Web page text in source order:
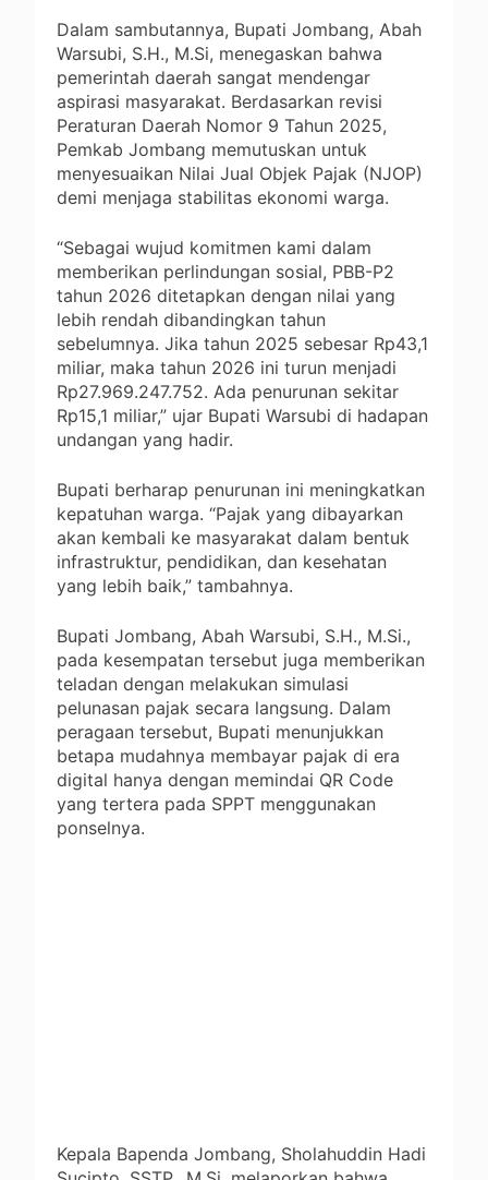
Dalam sambutannya, Bupati Jombang, Abah
Warsubi, S.H., M.Si, menegaskan bahwa
pemerintah daerah sangat mendengar
aspirasi masyarakat. Berdasarkan revisi
Peraturan Daerah Nomor 9 Tahun 2025,
Pemkab Jombang memutuskan untuk
menyesuaikan Nilai Jual Objek Pajak (NJOP)
demi menjaga stabilitas ekonomi warga.
“Sebagai wujud komitmen kami dalam
memberikan perlindungan sosial, PBB-P2
tahun 2026 ditetapkan dengan nilai yang
lebih rendah dibandingkan tahun
sebelumnya. Jika tahun 2025 sebesar Rp43,1
miliar, maka tahun 2026 ini turun menjadi
Rp27.969.247.752. Ada penurunan sekitar
Rp15,1 miliar,” ujar Bupati Warsubi di hadapan
undangan yang hadir.
Bupati berharap penurunan ini meningkatkan
kepatuhan warga. “Pajak yang dibayarkan
akan kembali ke masyarakat dalam bentuk
infrastruktur, pendidikan, dan kesehatan
yang lebih baik,” tambahnya.
Bupati Jombang, Abah Warsubi, S.H., M.Si.,
pada kesempatan tersebut juga memberikan
teladan dengan melakukan simulasi
pelunasan pajak secara langsung. Dalam
peragaan tersebut, Bupati menunjukkan
betapa mudahnya membayar pajak di era
digital hanya dengan memindai QR Code
yang tertera pada SPPT menggunakan
ponselnya.
Kepala Bapenda Jombang, Sholahuddin Hadi